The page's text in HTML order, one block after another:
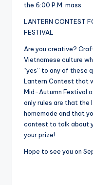
the 6:00 P.M. mass.
LANTERN CONTEST
FESTIVAL
Are you creative?
Vietnamese culture
“yes” to any of these
Lantern Contest that
Mid-Autumn Festival
only rules are that the
homemade and that
contest to talk about
your prize!
Hope to see you on